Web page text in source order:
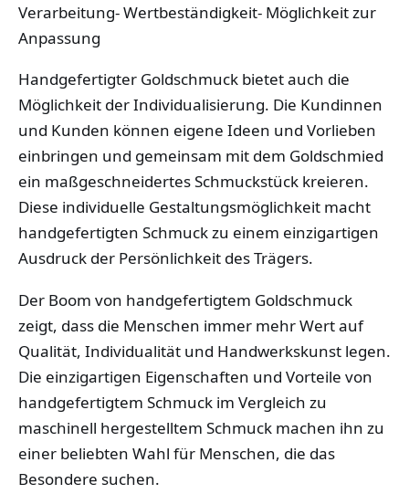
Verarbeitung- Wertbeständigkeit- Möglichkeit zur
Anpassung
Handgefertigter Goldschmuck bietet auch die
Möglichkeit der Individualisierung. Die Kundinnen
und Kunden können eigene Ideen und Vorlieben
einbringen und gemeinsam mit dem Goldschmied
ein maßgeschneidertes Schmuckstück kreieren.
Diese individuelle Gestaltungsmöglichkeit macht
handgefertigten Schmuck zu einem einzigartigen
Ausdruck der Persönlichkeit des Trägers.
Der Boom von handgefertigtem Goldschmuck
zeigt, dass die Menschen immer mehr Wert auf
Qualität, Individualität und Handwerkskunst legen.
Die einzigartigen Eigenschaften und Vorteile von
handgefertigtem Schmuck im Vergleich zu
maschinell hergestelltem Schmuck machen ihn zu
einer beliebten Wahl für Menschen, die das
Besondere suchen.